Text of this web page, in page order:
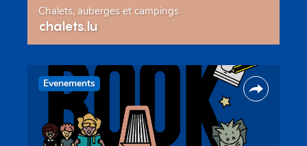
Chalets, auberges et campings
chalets.lu
Evenements